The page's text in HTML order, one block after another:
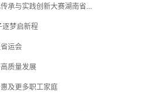
践创新大赛湖南省赛在岳阳圆满闭幕
逐梦启新程
运会
质量发展
及更多职工家庭